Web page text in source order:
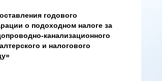
годового
о подоходном налоге за
канализационного
и налогового